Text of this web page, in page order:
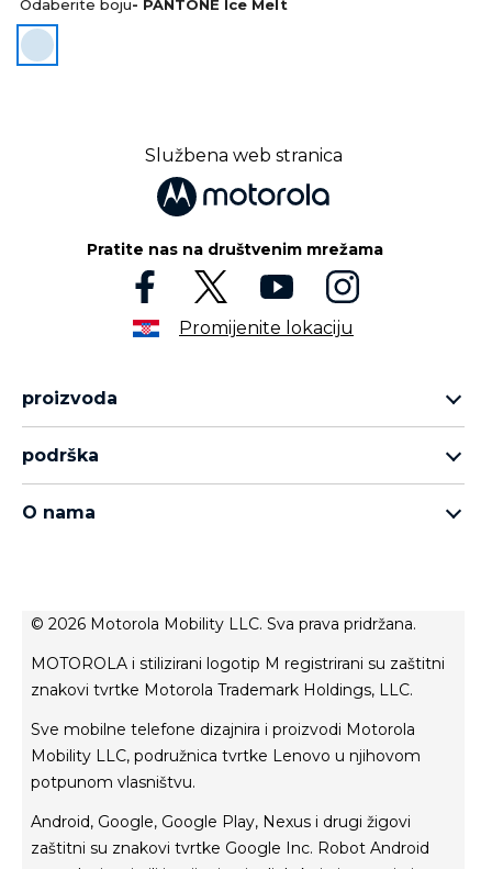
Odaberite boju- PANTONE Ice Melt
Službena web stranica
Pratite nas na društvenim mrežama
Promijenite lokaciju
proizvoda
asortiman moto g
podrška
O nama
politika privatnosti
uvjeti prodaje
privatnost proizvoda
© 2026 Motorola Mobility LLC. Sva prava pridržana.
MOTOROLA i stilizirani logotip M registrirani su zaštitni
znakovi tvrtke Motorola Trademark Holdings, LLC.
Sve mobilne telefone dizajnira i proizvodi Motorola
Mobility LLC, podružnica tvrtke Lenovo u njihovom
potpunom vlasništvu.
Android, Google, Google Play, Nexus i drugi žigovi
zaštitni su znakovi tvrtke Google Inc. Robot Android